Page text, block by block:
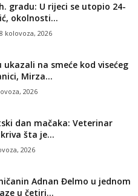
gradu: U rijeci se utopio 24-
okolnosti...
8 kolovoza, 2026
ukazali na smeće kod visećeg
Mirza...
2026
dan mačaka: Veterinar
šta je...
2026
Adnan Đelmo u jednom
u četiri...